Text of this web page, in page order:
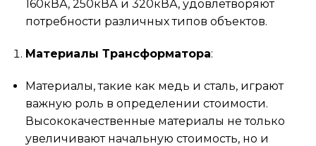
160кВА, 250кВА и 320кВА, удовлетворяют
потребности различных типов объектов.
Материалы Трансформатора:
Материалы, такие как медь и сталь, играют
важную роль в определении стоимости.
Высококачественные материалы не только
увеличивают начальную стоимость, но и